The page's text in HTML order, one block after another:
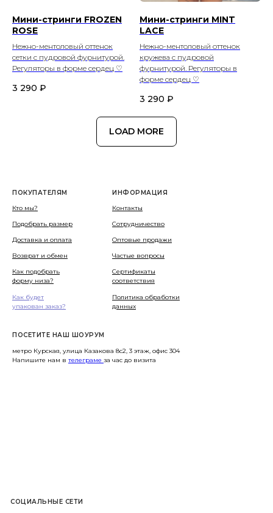
Мини-стринги FROZEN
ROSE
Нежно-ментоловый оттенок
сетки с пудровой фурнитурой.
Регуляторы в форме сердец ♡
3 290 ₽
Мини-стринги MINT
LACE
Нежно-ментоловый оттенок
кружева с пудровой
фурнитурой. Регуляторы в
форме сердец ♡
3 290 ₽
LOAD MORE
ПОКУПАТЕЛЯМ
ИНФОРМАЦИЯ
Кто мы?
Подобрать размер
Доставка и оплата
Возврат и обмен
Сертификаты
соответствия
Контакты
Оптовые продажи
СОЦИАЛЬНЫЕ СЕТИ
Сотрудничество
Политика обработки
данных
Как подобрать
форму низа?
Частые вопросы
Как будет
упакован заказ?
ПОСЕТИТЕ НАШ ШОУРУМ
метро Курская, улица Казакова 8с2, 3 этаж, офис 304
Напишите нам в телеграме за час до визита